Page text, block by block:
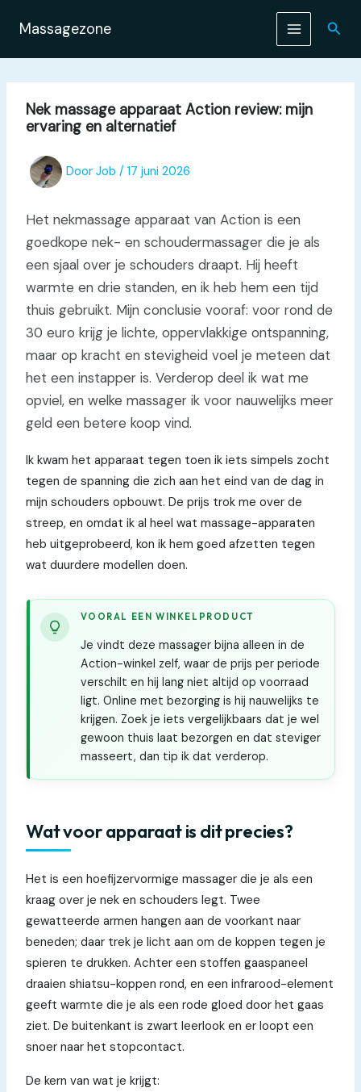
naar
inhoud
Massagezone
Nek massage apparaat Action review: mijn
ervaring en alternatief
Door Job / 17 juni 2026
Het nekmassage apparaat van Action is een
goedkope nek- en schoudermassager die je als
een sjaal over je schouders draapt. Hij heeft
warmte en drie standen, en ik heb hem een tijd
thuis gebruikt. Mijn conclusie vooraf: voor rond de
30 euro krijg je lichte, oppervlakkige ontspanning,
maar op kracht en stevigheid voel je meteen dat
het een instapper is. Verderop deel ik wat me
opviel, en welke massager ik voor nauwelijks meer
geld een betere koop vind.
Ik kwam het apparaat tegen toen ik iets simpels zocht
tegen de spanning die zich aan het eind van de dag in
mijn schouders opbouwt. De prijs trok me over de
streep, en omdat ik al heel wat massage-apparaten
heb uitgeprobeerd, kon ik hem goed afzetten tegen
wat duurdere modellen doen.
VOORAL EEN WINKELPRODUCT
Je vindt deze massager bijna alleen in de
Action-winkel zelf, waar de prijs per periode
verschilt en hij lang niet altijd op voorraad
ligt. Online met bezorging is hij nauwelijks te
krijgen. Zoek je iets vergelijkbaars dat je wel
gewoon thuis laat bezorgen en dat steviger
masseert, dan tip ik dat verderop.
Wat voor apparaat is dit precies?
Het is een hoefijzervormige massager die je als een
kraag over je nek en schouders legt. Twee
gewatteerde armen hangen aan de voorkant naar
beneden; daar trek je licht aan om de koppen tegen je
spieren te drukken. Achter een stoffen gaaspaneel
draaien shiatsu-koppen rond, en een infrarood-element
geeft warmte die je als een rode gloed door het gaas
ziet. De buitenkant is zwart leerlook en er loopt een
snoer naar het stopcontact.
De kern van wat je krijgt: